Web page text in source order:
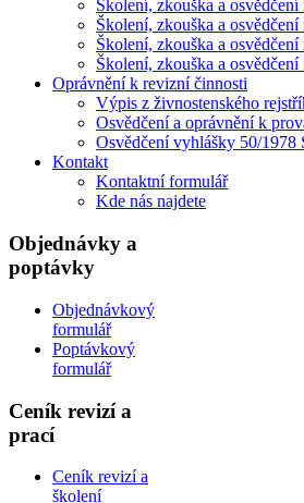
Školení, zkouška a
Školení, zkouška a
Školení, zkouška a
Školení, zkouška a
Oprávnění k revizní činnosti
Výpis z živnostenského
Osvědčení a oprávnění k
Osvědčení vyhlášky 50/1978
Kontakt
Kontaktní formulář
Kde nás najdete
Objednávky a
poptávky
Objednávkový
formulář
Poptávkový
formulář
Ceník revizí a
prací
Ceník revizí a
školení